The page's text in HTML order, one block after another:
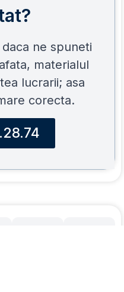
ne spuneti
materialul
lucrarii; asa
corecta.